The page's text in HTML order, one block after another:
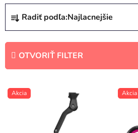
R
a
d
e
n
i
e
Radiť podľa:Najlacnejšie
OTVORIŤ FILTER
V
ýAkcia Akcia